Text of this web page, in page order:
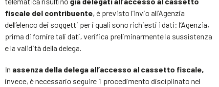
fiscale del contribuente, è previsto l’invio all’Agenzia
dell’elenco dei soggetti per i quali sono richiesti i dati: l’Agenzia,
prima di fornire tali dati, verifica preliminarmente la sussistenza
e la validità della delega.
In assenza della delega all’accesso al cassetto fiscale,
invece, è necessario seguire il procedimento disciplinato nel